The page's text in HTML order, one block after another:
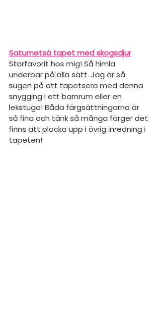
Satumetsä tapet med skogsdjur
Storfavorit hos mig! Så himla
underbar på alla sätt. Jag är så
sugen på att tapetsera med denna
snygging i ett barnrum eller en
lekstuga! Båda färgsättningarna är
så fina och tänk så många färger det
finns att plocka upp i övrig inredning i
tapeten!